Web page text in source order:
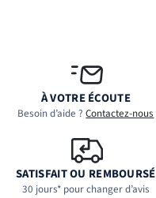
À VOTRE ÉCOUTE
Besoin d’aide ?Contactez-nous
SATISFAIT OU REMBOURSÉ
30 jours* pour changer d’avis